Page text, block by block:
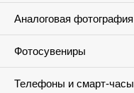
Аналоговая фотография
Фотосувениры
Телефоны и смарт-часы